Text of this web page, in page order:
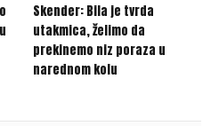
Skender: Bila je tvrda
utakmica, želimo da
prekinemo niz poraza u
narednom kolu